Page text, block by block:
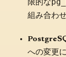
限的な
組み合わ
への変更